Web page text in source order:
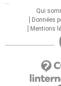
Qui
Données
Mentions